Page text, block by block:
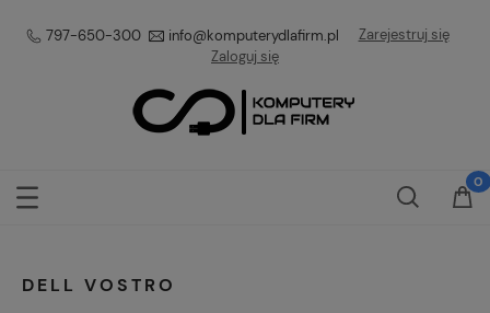
797-650-300 info@komputerydlafirm.pl
Zarejestruj się
Zaloguj się
DELL VOSTRO